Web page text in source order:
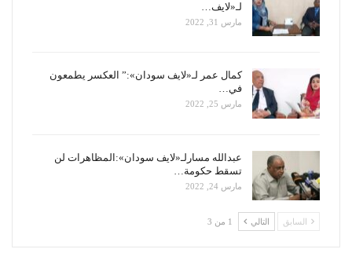
لـ«لايف…
مارس 31, 2022
كمال عمر لـ«لايف سودان»:” العكسر يطمعون
في…
مارس 25, 2022
عبدالله مسارلـ«لايف سودان»:المظاهرات لن
تسقط حكومة…
مارس 24, 2022
السابق التالي 1 من 3